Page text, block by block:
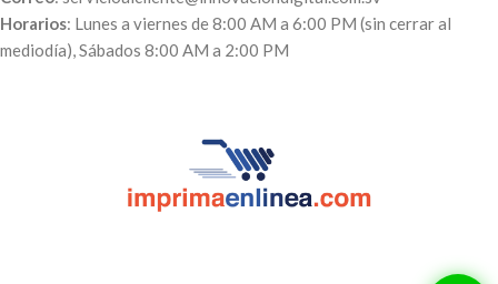
Horarios: Lunes a viernes de 8:00 AM a 6:00 PM (sin cerrar al
mediodía), Sábados 8:00 AM a 2:00 PM